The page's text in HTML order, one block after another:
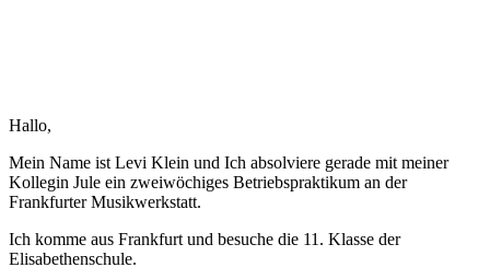
Hallo,
Mein Name ist Levi Klein und Ich absolviere gerade mit meiner
Kollegin Jule ein zweiwöchiges Betriebspraktikum an der
Frankfurter Musikwerkstatt.
Ich komme aus Frankfurt und besuche die 11. Klasse der
Elisabethenschule.